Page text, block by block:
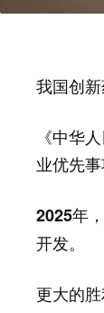
我国创
《中华
业优先事
2025年
开发。
更大的胜